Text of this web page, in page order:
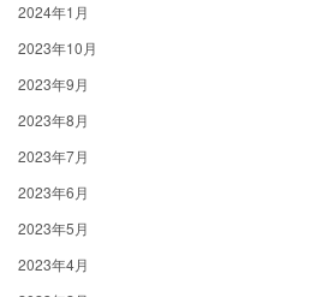
2024年1月
2023年10月
2023年9月
2023年8月
2023年7月
2023年6月
2023年5月
2023年4月